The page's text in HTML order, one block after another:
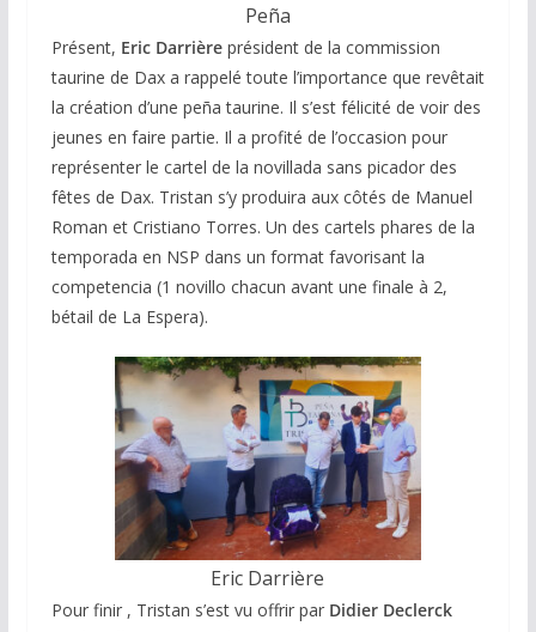
Peña
Présent, Eric Darrière président de la commission
taurine de Dax a rappelé toute l’importance que revêtait
la création d’une peña taurine. Il s’est félicité de voir des
jeunes en faire partie. Il a profité de l’occasion pour
représenter le cartel de la novillada sans picador des
fêtes de Dax. Tristan s’y produira aux côtés de Manuel
Roman et Cristiano Torres. Un des cartels phares de la
temporada en NSP dans un format favorisant la
competencia (1 novillo chacun avant une finale à 2,
bétail de La Espera).
Eric Darrière
Pour finir , Tristan s’est vu offrir par Didier Declerck